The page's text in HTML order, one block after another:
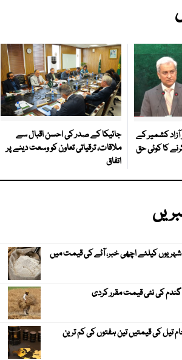
آزاد کشمیر کے
کا کوئی حق
جائیکا کے صدر کی احسن اقبال سے
ملاقات، ترقیاتی تعاون کو وسعت دینے پر
اتفاق
کیلئے اچھی خبر، آٹے کی قیمت میں
کی نئی قیمت مقرر کردی
تیل کی قیمتیں تین ہفتوں کی کم ترین